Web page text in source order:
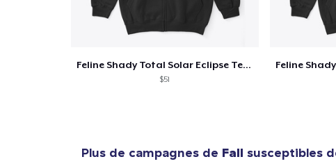
Feline Shady Total Solar Eclipse Texas
$51
Plus de campagnes de Fall susceptibles